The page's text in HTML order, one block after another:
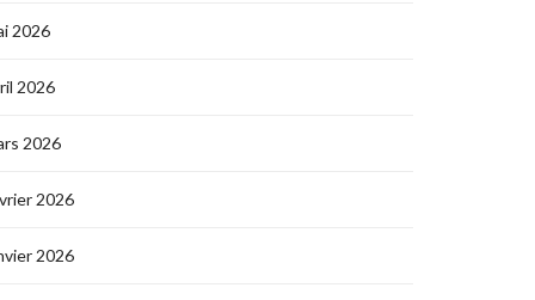
2026
2026
2026
2026
2026